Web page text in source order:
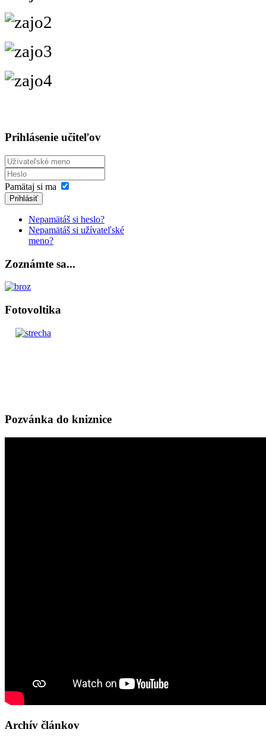
Prihlásenie učiteľov
Pamätaj si ma
Prihlásiť
Nepamätáš si heslo?
Nepamätáš si užívateľské
meno?
Zoznámte sa...
Fotovoltika
Pozvánka do kniznice
Archív článkov